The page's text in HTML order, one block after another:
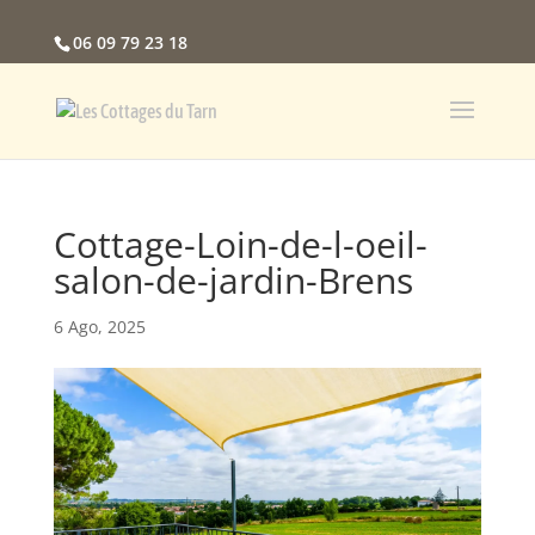
06 09 79 23 18
Cottage-Loin-de-l-oeil-
salon-de-jardin-Brens
6 Ago, 2025